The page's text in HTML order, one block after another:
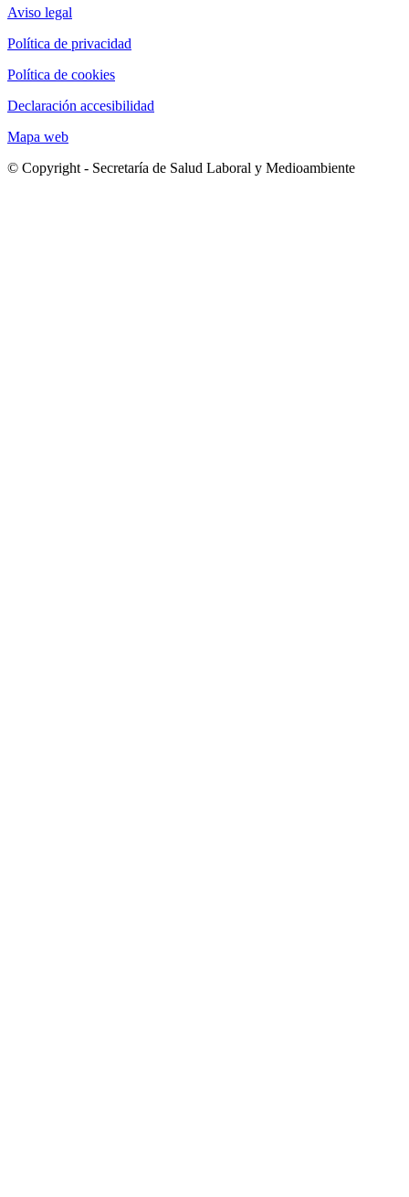
Aviso legal
Política de privacidad
Política de cookies
Declaración accesibilidad
Mapa web
© Copyright - Secretaría de Salud Laboral y Medioambiente